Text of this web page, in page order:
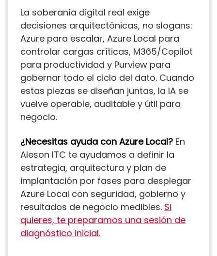
La soberanía digital real exige
decisiones arquitectónicas, no slogans:
Azure para escalar, Azure Local para
controlar cargas críticas, M365/Copilot
para productividad y Purview para
gobernar todo el ciclo del dato. Cuando
estas piezas se diseñan juntas, la IA se
vuelve operable, auditable y útil para
negocio.
¿Necesitas ayuda con Azure Local? En
Aleson ITC te ayudamos a definir la
estrategia, arquitectura y plan de
implantación por fases para desplegar
Azure Local con seguridad, gobierno y
resultados de negocio medibles. Si
quieres, te preparamos una sesión de
diagnóstico inicial.